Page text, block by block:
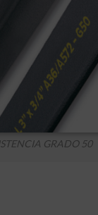
GRADO 50